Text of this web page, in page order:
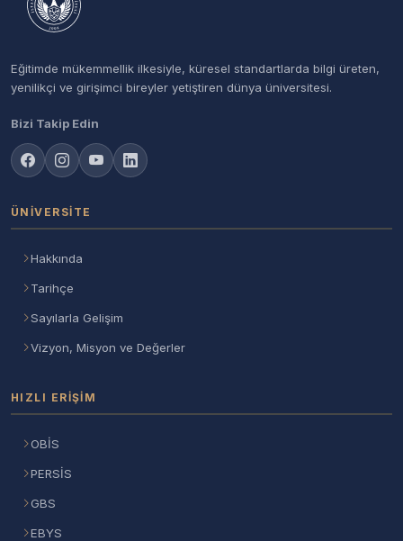
Eğitimde mükemmellik ilkesiyle, küresel standartlarda bilgi üreten,
yenilikçi ve girişimci bireyler yetiştiren dünya üniversitesi.
Bizi Takip Edin
ÜNIVERSITE
Hakkında
Tarihçe
Sayılarla Gelişim
Vizyon, Misyon ve Değerler
HIZLI ERIŞIM
OBİS
PERSİS
GBS
EBYS